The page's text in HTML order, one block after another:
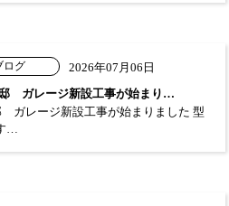
ログ
2026年07月06日
ガレージ新設工事が始まり…
ガレージ新設工事が始まりました 型
…